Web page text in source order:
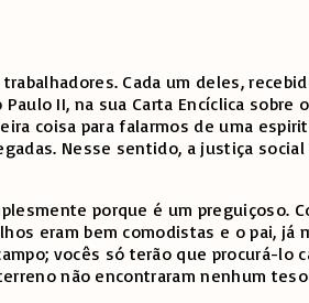
Cada um deles,
II, na sua Carta Encíclica
coisa para falarmos de uma
Nesse sentido, a justiça
porque é um preguiçoso.
eram bem comodistas e o pai,
vocês só terão que procurá-lo
não encontraram nenhum